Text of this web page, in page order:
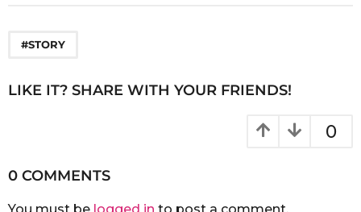
#STORY
LIKE IT? SHARE WITH YOUR FRIENDS!
0
0 COMMENTS